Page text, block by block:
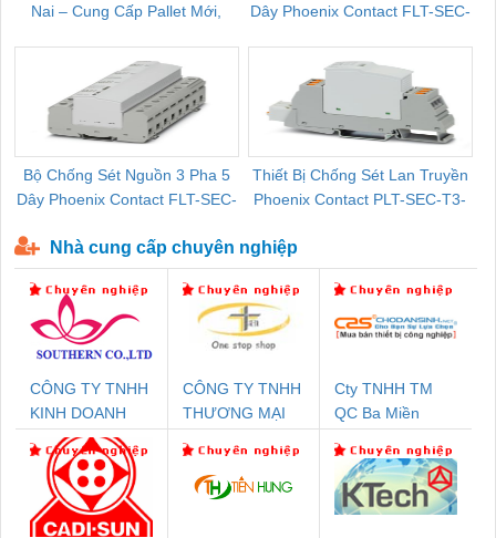
Nai – Cung Cấp Pallet Mới,
Dây Phoenix Contact FLT-SEC-
Bộ Chống Sét Nguồn 3 Pha 5
Dây Phoenix Contact FLT-SEC-
Thiết Bị Chống Sét Lan Truyền
Phoenix Contact PLT-SEC-T3-
Nhà cung cấp chuyên nghiệp
CÔNG TY TNHH
KINH DOANH
DỊCH VỤ XNK
PHƯƠNG NAM
CÔNG TY TNHH
THƯƠNG MẠI
NAM
Cty TNHH TM
QC Ba Miền